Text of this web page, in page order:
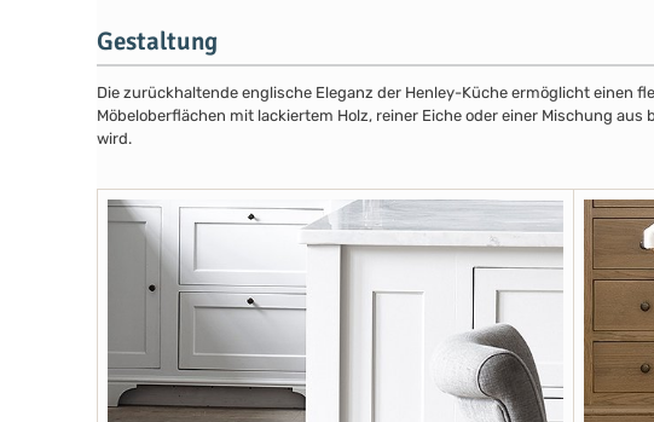
Gestaltung
Die zurückhaltende englische Eleganz der Henley-Küche ermöglicht einen
Möbeloberflächen mit lackiertem Holz, reiner Eiche oder einer Mischung
wird.